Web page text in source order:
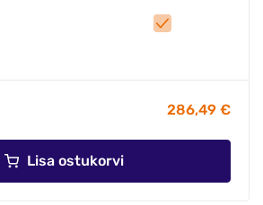
286,49 €
Lisa ostukorvi